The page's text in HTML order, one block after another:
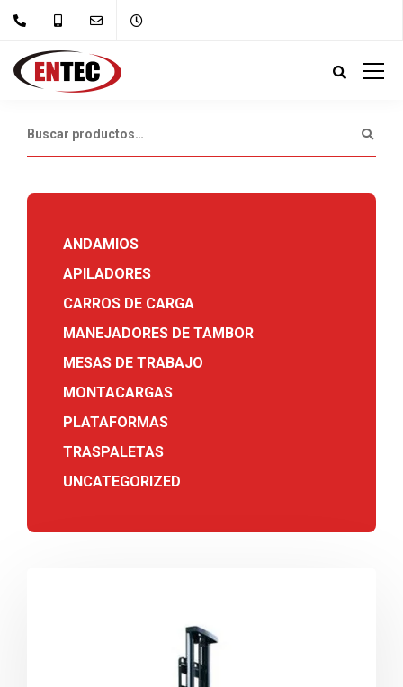
ANDAMIOS
APILADORES
CARROS DE CARGA
MANEJADORES DE TAMBOR
MESAS DE TRABAJO
MONTACARGAS
PLATAFORMAS
TRASPALETAS
UNCATEGORIZED